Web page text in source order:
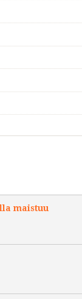
maistuu